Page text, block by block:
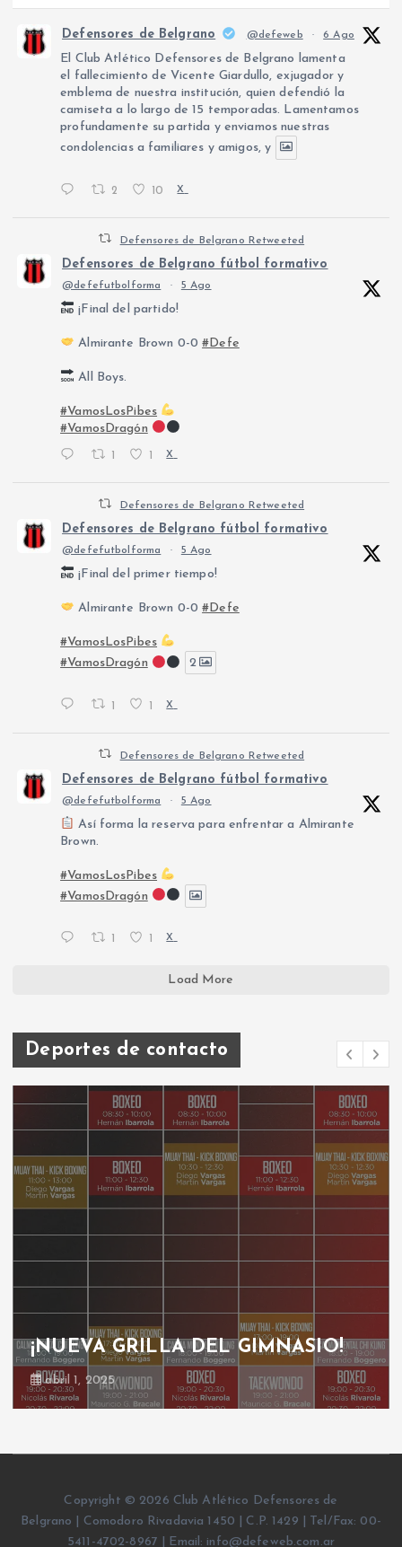
Defensores de Belgrano @defeweb · 6 Ago
El Club Atlético Defensores de Belgrano lamenta
el fallecimiento de Vicente Giardullo, exjugador y
emblema de nuestra institución, quien defendió la
camiseta a lo largo de 15 temporadas. Lamentamos
profundamente su partida y enviamos nuestras
condolencias a familiares y amigos, y
2 10 X
Defensores de Belgrano Retweeted
Defensores de Belgrano fútbol formativo
@defefutbolforma · 5 Ago
¡Final del partido!
Almirante Brown 0-0#Defe
All Boys.
#VamosLosPibes
#VamosDragón
X
Defensores de Belgrano Retweeted
Defensores de Belgrano fútbol formativo
@defefutbolforma · 5 Ago
¡Final del primer tiempo!
Almirante Brown 0-0#Defe
#VamosLosPibes
#VamosDragón
2
1 1 X
Defensores de Belgrano Retweeted
Defensores de Belgrano fútbol formativo
@defefutbolforma · 5 Ago
Así forma la reserva para enfrentar a Almirante
Brown.
#VamosLosPibes
#VamosDragón
X
Load More
Deportes de contacto
¡NUEVA GRILLA DEL GIMNASIO!
abril 1, 2025
Copyright © 2026 Club Atlético Defensores de
Belgrano | Comodoro Rivadavia 1450 | C.P. 1429 | Tel/Fax: 00-
5411-4702-8967 | Email: info@defeweb.com.ar